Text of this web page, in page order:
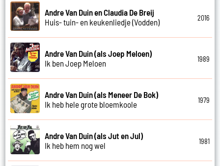
Andre Van Duin en Claudia De Breij
Huis- tuin- en keukenliedje (Vodden)
2016
Andre Van Duin (als Joep Meloen)
Ik ben Joep Meloen
1989
Andre Van Duin (als Meneer De Bok)
Ik heb hele grote bloemkoole
1979
Andre Van Duin (als Jut en Jul)
Ik heb hem nog wel
1981